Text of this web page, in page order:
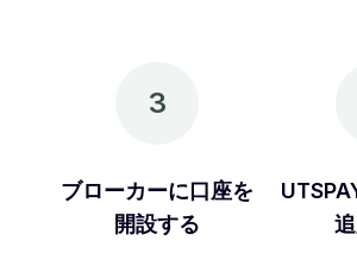
3
ブローカーに口座を
開設する